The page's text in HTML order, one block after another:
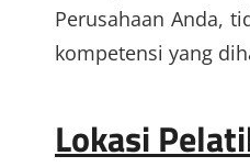
Perusahaan Anda,
kompetensi yang
Lokasi